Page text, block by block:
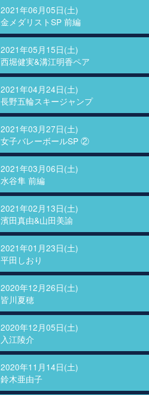
2021年06月05日(土)
金メダリストSP 前編
2021年05月15日(土)
西堀健実&溝江明香ペア
2021年04月24日(土)
長野五輪スキージャンプ
2021年03月27日(土)
女子バレーボールSP ②
2021年03月06日(土)
水谷隼 前編
2021年02月13日(土)
濱田真由&山田美諭
2021年01月23日(土)
平田しおり
2020年12月26日(土)
皆川夏穂
2020年12月05日(土)
入江陵介
2020年11月14日(土)
鈴木亜由子